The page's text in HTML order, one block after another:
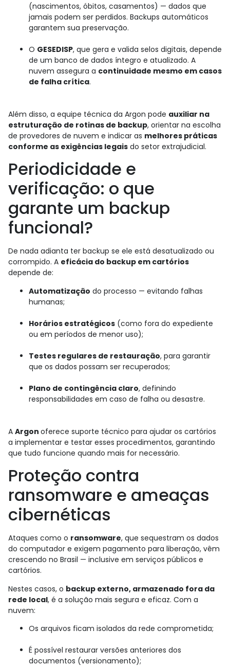
(nascimentos, óbitos, casamentos) — dados que
jamais podem ser perdidos. Backups automáticos
garantem sua preservação.
O GESEDISP, que gera e valida selos digitais, depende
de um banco de dados íntegro e atualizado. A
nuvem assegura a continuidade mesmo em casos
de falha crítica.
Além disso, a equipe técnica da Argon pode auxiliar na
estruturação de rotinas de backup, orientar na escolha
de provedores de nuvem e indicar as melhores práticas
conforme as exigências legais do setor extrajudicial.
Periodicidade e
verificação: o que
garante um backup
funcional?
De nada adianta ter backup se ele está desatualizado ou
corrompido. A eficácia do backup em cartórios
depende de:
Automatização do processo — evitando falhas
humanas;
Horários estratégicos (como fora do expediente
ou em períodos de menor uso);
Testes regulares de restauração, para garantir
que os dados possam ser recuperados;
Plano de contingência claro, definindo
responsabilidades em caso de falha ou desastre.
A Argon oferece suporte técnico para ajudar os cartórios
a implementar e testar esses procedimentos, garantindo
que tudo funcione quando mais for necessário.
Proteção contra
ransomware e ameaças
cibernéticas
Ataques como o ransomware, que sequestram os dados
do computador e exigem pagamento para liberação, vêm
crescendo no Brasil — inclusive em serviços públicos e
cartórios.
Nestes casos, o backup externo, armazenado fora da
rede local, é a solução mais segura e eficaz. Com a
nuvem:
Os arquivos ficam isolados da rede comprometida;
É possível restaurar versões anteriores dos
documentos (versionamento);